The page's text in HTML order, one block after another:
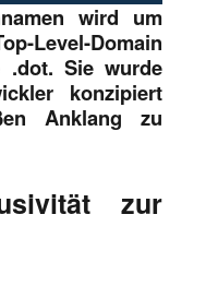
wird um
Level-Domain
.dot. Sie wurde
konzipiert
Anklang zu
zur